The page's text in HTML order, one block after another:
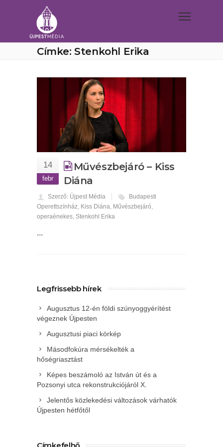
Címke: Stenkohl Erika
14
febr
Művészbejáró – Kiss
Diána
Szerző: Újpest Média
Budapesti
Operettszínház, Kiss Diána, Művészbejáró,
operaénekes, Stenkohl Erika
...
Legfrissebb hírek
Augusztus 12-én földi szúnyoggyérítést
végeznek Újpesten
Augusztusi piaci körkép
Másodfokúra mérsékelték a
hőségriasztást
Képes beszámoló az István út és a
Pozsonyi utca rekonstrukciójáról X.
Jelentős közlekedési változások várhatók
Újpesten hétfőtől